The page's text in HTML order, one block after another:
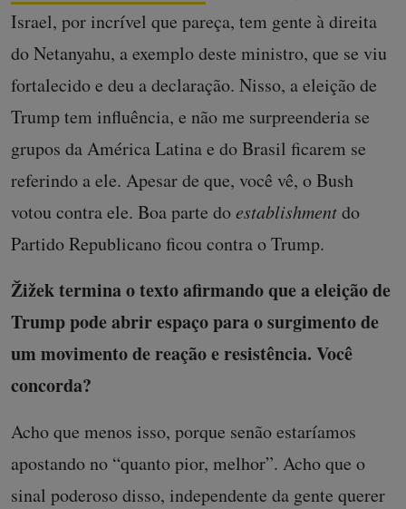
Israel, por incrível que pareça, tem gente à direita
do Netanyahu, a exemplo deste ministro, que se viu
fortalecido e deu a declaração. Nisso, a eleição de
Trump tem influência, e não me surpreenderia se
grupos da América Latina e do Brasil ficarem se
referindo a ele. Apesar de que, você vê, o Bush
votou contra ele. Boa parte doestablishmentdo
Partido Republicano ficou contra o Trump.
Žižek termina o texto afirmando que a eleição de
Trump pode abrir espaço para o surgimento de
um movimento de reação e resistência. Você
concorda?
Acho que menos isso, porque senão estaríamos
apostando no “quanto pior, melhor”. Acho que o
sinal poderoso disso, independente da gente querer